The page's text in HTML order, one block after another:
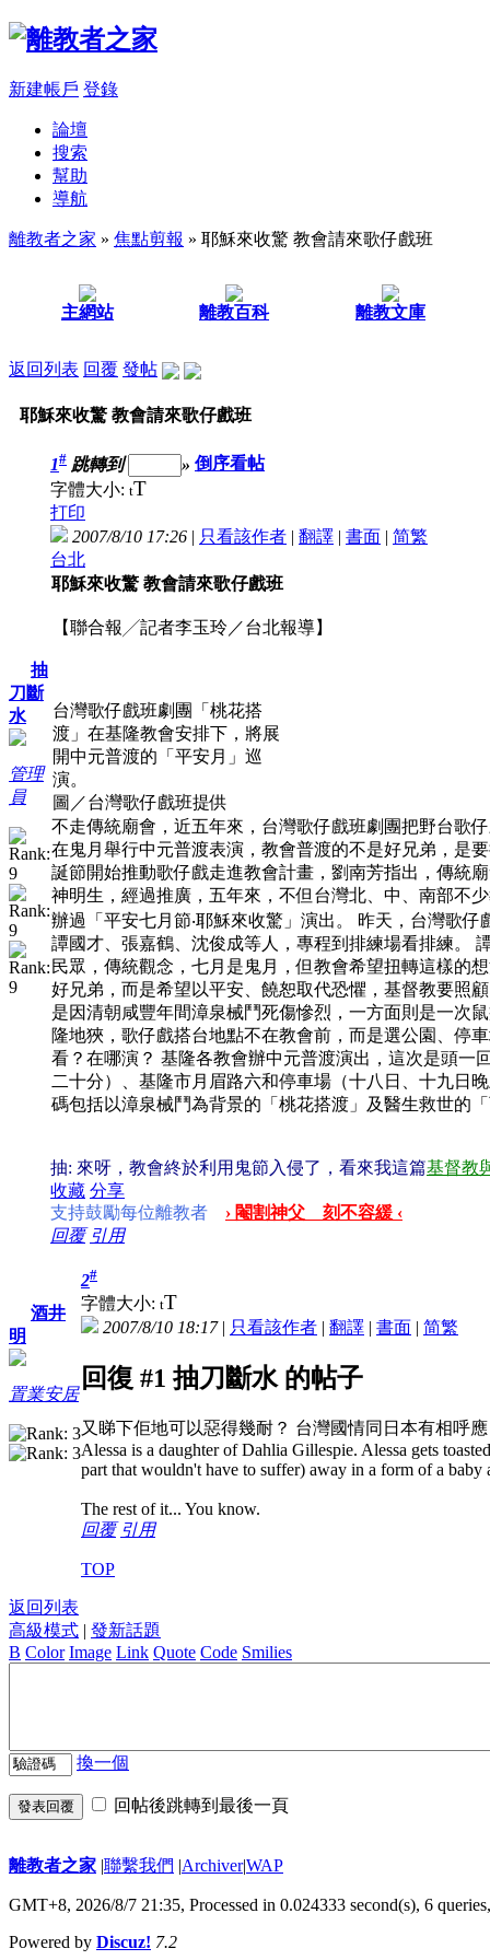
新建帳戶 登錄
論壇
搜索
幫助
導航
離教者之家 » 焦點剪報 » 耶穌來收驚 教會請來歌仔戲班
主網站 離教百科 離教文庫
返回列表 回覆 發帖
耶穌來收驚 教會請來歌仔戲班
抽
刀斷
水
管理
員
1# 跳轉到 » 倒序看帖
字體大小: tT
打印
2007/8/10 17:26 | 只看該作者 | 翻譯 | 書面 | 简繁
台北
耶穌來收驚 教會請來歌仔戲班
【聯合報╱記者李玉玲／台北報導】
台灣歌仔戲班劇團「桃花搭
渡」在基隆教會安排下，將展
開中元普渡的「平安月」巡
演。
圖／台灣歌仔戲班提供
不走傳統廟會，近五年來，台灣歌仔戲班劇團把野台歌
在鬼月舉行中元普渡表演，教會普渡的不是好兄弟，是
誕節開始推動歌仔戲走進教會計畫，劉南芳指出，傳統
神明生，經過推廣，五年來，不但台灣北、中、南部不
辦過「平安七月節‧耶穌來收驚」演出。 昨天，台灣歌
譚國才、張嘉鶴、沈俊成等人，專程到排練場看排練。
民眾，傳統觀念，七月是鬼月，但教會希望扭轉這樣的
好兄弟，而是希望以平安、饒恕取代恐懼，基督教要照
是因清朝咸豐年間漳泉械鬥死傷慘烈，一方面則是一次
隆地狹，歌仔戲搭台地點不在教會前，而是選公園、停
看？在哪演？ 基隆各教會辦中元普渡演出，這次是頭一
二十分）、基隆市月眉路六和停車場（十八日、十九日
碼包括以漳泉械鬥為背景的「桃花搭渡」及醫生救世的
抽: 來呀，教會終於利用鬼節入侵了，看來我這篇基督教
收藏 分享
支持鼓勵每位離教者
› 閹割神父 刻不容緩 ‹
回覆 引用
酒井
明
置業安居
2#
字體大小: tT
2007/8/10 18:17| 只看該作者 | 翻譯 | 書面 | 简繁
回復 #1 抽刀斷水 的帖子
又睇下佢地可以惡得幾耐？ 台灣國情同日本有相呼
Alessa is a daughter of Dahlia Gillespie. Alessa gets
part that wouldn't have to suffer) away in a form of a
The rest of it... You know.
回覆 引用
TOP
返回列表
高級模式 | 發新話題
B Color Image Link Quote Code Smilies
換一個
發表回覆 回帖後跳轉到最後一頁
離教者之家 |聯繫我們 |Archiver|WAP
GMT+8, 2026/8/7 21:35, Processed in 0.024333 second(s), 6
Powered by Discuz! 7.2